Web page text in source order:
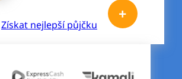
+
Získat nejlepší půjčku